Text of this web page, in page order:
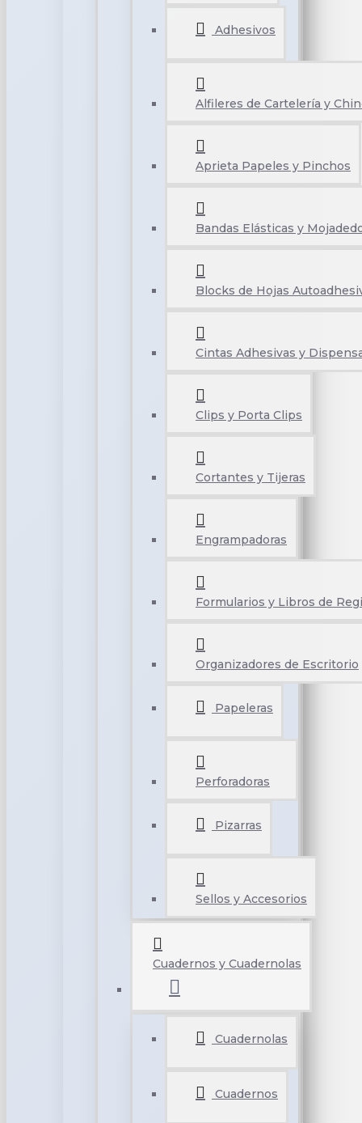
Adhesivos
Alfileres de Cartelería y
Aprieta Papeles y Pinchos
Bandas Elásticas y
Blocks de Hojas
Cintas Adhesivas y
Clips y Porta Clips
Cortantes y Tijeras
Engrampadoras
Formularios y Libros de
Organizadores de Escritorio
Papeleras
Perforadoras
Pizarras
Sellos y Accesorios
Cuadernos y Cuadernolas
Cuadernolas
Cuadernos